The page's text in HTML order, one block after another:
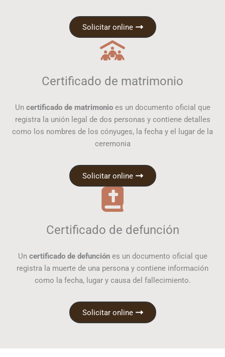
Solicitar online
Certificado de matrimonio
Un certificado de matrimonioes un documento oficial que
registra la unión legal de dos personas y contiene detalles
como los nombres de los cónyuges, la fecha y el lugar de la
ceremonia
Solicitar online
Certificado de defunción
Un certificado de defunciónes un documento oficial que
registra la muerte de una persona y contiene información
como la fecha, lugar y causa del fallecimiento.
Solicitar online